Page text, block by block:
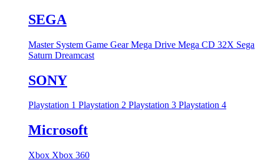
SEGA
Master System Game GearMega Drive Mega CD 32X Sega
Saturn Dreamcast
SONY
Playstation 1 Playstation 2 Playstation 3 Playstation 4
Microsoft
Xbox Xbox 360